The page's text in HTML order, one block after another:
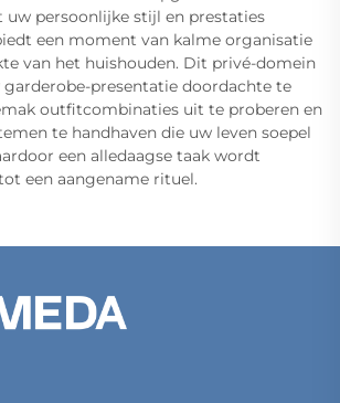
uw persoonlijke stijl en prestaties
een moment van kalme organisatie
van het huishouden. Dit privé-domein
presentatie doordachte te
outfitcombinaties uit te proberen en
te handhaven die uw leven soepel
een alledaagse taak wordt
een aangename rituel.